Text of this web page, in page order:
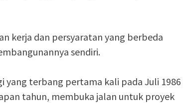
kerja dan persyaratan yang berbeda
sendiri.
terbang pertama kali pada Juli 1986
tahun, membuka jalan untuk proyek